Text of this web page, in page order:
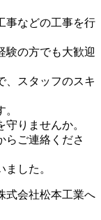
事などの工事を行
験の方でも大歓迎
、スタッフのスキ
りませんか。
らご連絡くださ
した。
式会社松本工業へ